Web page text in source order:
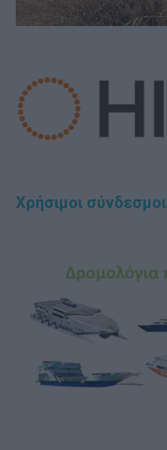
Χρήσιμοι σύνδεσμοι